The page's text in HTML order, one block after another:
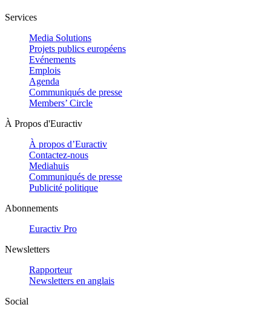
Services
Media Solutions
Projets publics européens
Evénements
Emplois
Agenda
Communiqués de presse
Members’ Circle
À Propos d'Euractiv
À propos d’Euractiv
Contactez-nous
Mediahuis
Communiqués de presse
Publicité politique
Abonnements
Euractiv Pro
Newsletters
Rapporteur
Newsletters en anglais
Social